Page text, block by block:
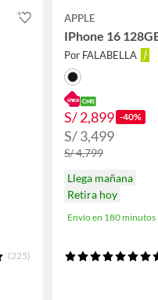
(225)
APPLE
IPhone 16
Por FALABELLA
S/ 2,899 -40%
S/ 3,499
S/ 4,799
Llega mañana
Retira hoy
Envío en 180 minutos